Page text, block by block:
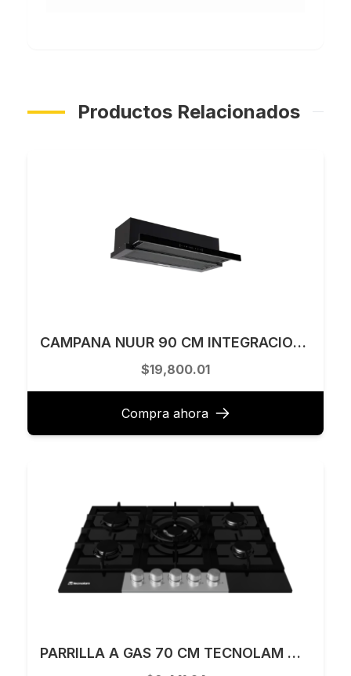
Productos Relacionados
CAMPANA NUUR 90 CM INTEGRACION ALACENA NEGRA CAMEXTEL90VTDSC-N
$19,800.01
Compra ahora
PARRILLA A GAS 70 CM TECNOLAM MODELO VETRO705.NE